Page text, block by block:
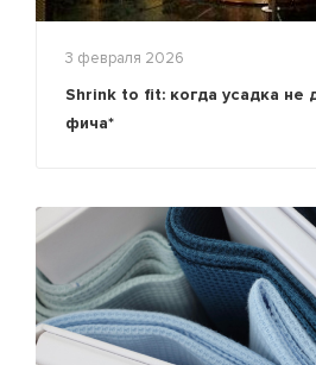
3 февраля 2026
Shrink to fit: когда усадка не
фича*